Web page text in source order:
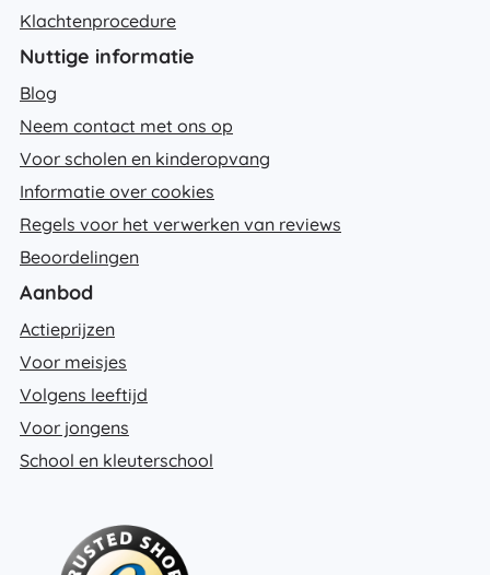
Klachtenprocedure
Nuttige informatie
Blog
Neem contact met ons op
Voor scholen en kinderopvang
Informatie over cookies
Regels voor het verwerken van reviews
Beoordelingen
Aanbod
Actieprijzen
Voor meisjes
Volgens leeftijd
Voor jongens
School en kleuterschool